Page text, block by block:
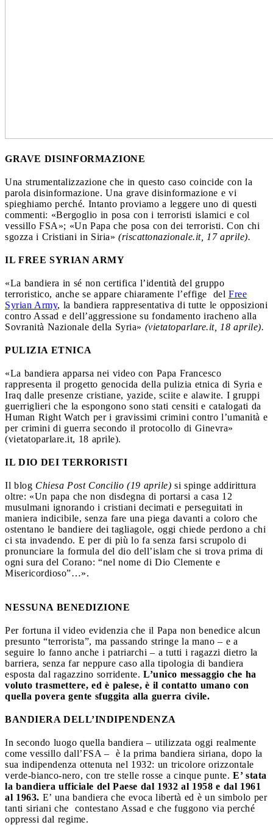
GRAVE DISINFORMAZIONE
Una strumentalizzazione che in questo caso coincide con la
parola disinformazione. Una grave disinformazione e vi
spieghiamo perché. Intanto proviamo a leggere uno di questi
commenti: «Bergoglio in posa con i terroristi islamici e col
vessillo FSA»; «Un Papa che posa con dei terroristi. Con chi
sgozza i Cristiani in Siria» (riscattonazionale.it, 17 aprile).
IL FREE SYRIAN ARMY
«La bandiera in sé non certifica l’identità del gruppo
terroristico, anche se appare chiaramente l’effige
del Free
Syrian Army, la bandiera rappresentativa di tutte le opposizioni
contro Assad e dell’aggressione su fondamento iracheno alla
Sovranità Nazionale della Syria» (vietatoparlare.it, 18 aprile).
PULIZIA ETNICA
«La bandiera apparsa nei video con Papa Francesco
rappresenta il progetto genocida della pulizia etnica di Syria e
Iraq dalle presenze cristiane, yazide, sciite e alawite. I gruppi
guerriglieri che la espongono sono stati censiti e catalogati da
Human Right Watch per i gravissimi crimini contro l’umanità e
per crimini di guerra secondo il protocollo di Ginevra»
(vietatoparlare.it, 18 aprile).
IL DIO DEI TERRORISTI
Il blog Chiesa Post Concilio (19 aprile) si spinge addirittura
oltre: «Un papa che non disdegna di portarsi a casa 12
musulmani ignorando i cristiani decimati e perseguitati in
maniera indicibile, senza fare una piega davanti a coloro che
ostentano le bandiere dei tagliagole, oggi chiede perdono a chi
ci sta invadendo. E per di più lo fa senza farsi scrupolo di
pronunciare la formula del dio dell’islam che si trova prima di
ogni sura del Corano: “nel nome di Dio Clemente e
Misericordioso”…».
NESSUNA BENEDIZIONE
Per fortuna il video evidenzia che il Papa non benedice alcun
presunto “terrorista”, ma passando stringe la mano – e a
seguire lo fanno anche i patriarchi – a tutti i ragazzi dietro la
barriera, senza far neppure caso alla tipologia di bandiera
esposta dal ragazzino sorridente. L’unico messaggio che ha
voluto trasmettere, ed è palese, è il contatto umano con
quella povera gente sfuggita alla guerra civile.
BANDIERA DELL’INDIPENDENZA
In secondo luogo quella bandiera – utilizzata oggi realmente
come vessillo dall’FSA –
è la prima bandiera siriana, dopo la
sua indipendenza ottenuta nel 1932: un tricolore orizzontale
verde-bianco-nero, con tre stelle rosse a cinque punte. E’ stata
la bandiera ufficiale del Paese dal 1932 al 1958 e dal 1961
al 1963. E’ una bandiera che evoca libertà ed è un simbolo per
tanti siriani che
contestano Assad e che fuggono via perché
oppressi dal regime.